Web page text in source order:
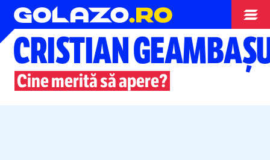
Opinii
CRISTIAN
Cine merită să apere?